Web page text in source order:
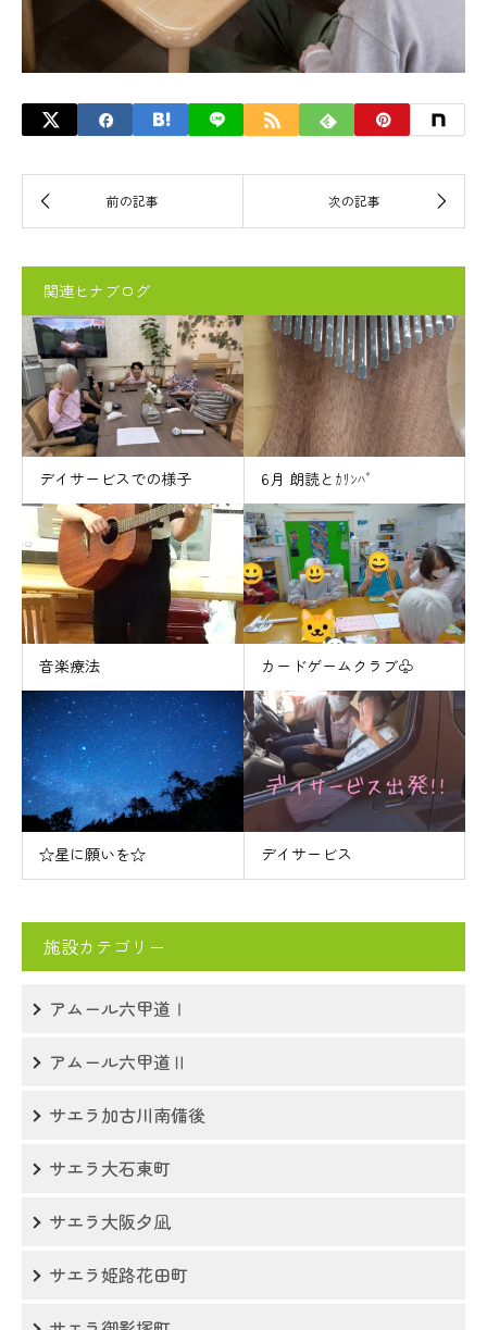
関連ヒナブログ
デイサービスでの様子 6月 朗読とｶﾘﾝﾊﾞ
音楽療法 カードゲームクラブ♧
☆星に願いを☆ デイサービス
施設カテゴリー
アムール六甲道Ⅰ
アムール六甲道Ⅱ
サエラ加古川南備後
サエラ大石東町
サエラ大阪夕凪
サエラ姫路花田町